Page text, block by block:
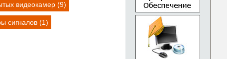
видеокамер (9)
сигналов (1)